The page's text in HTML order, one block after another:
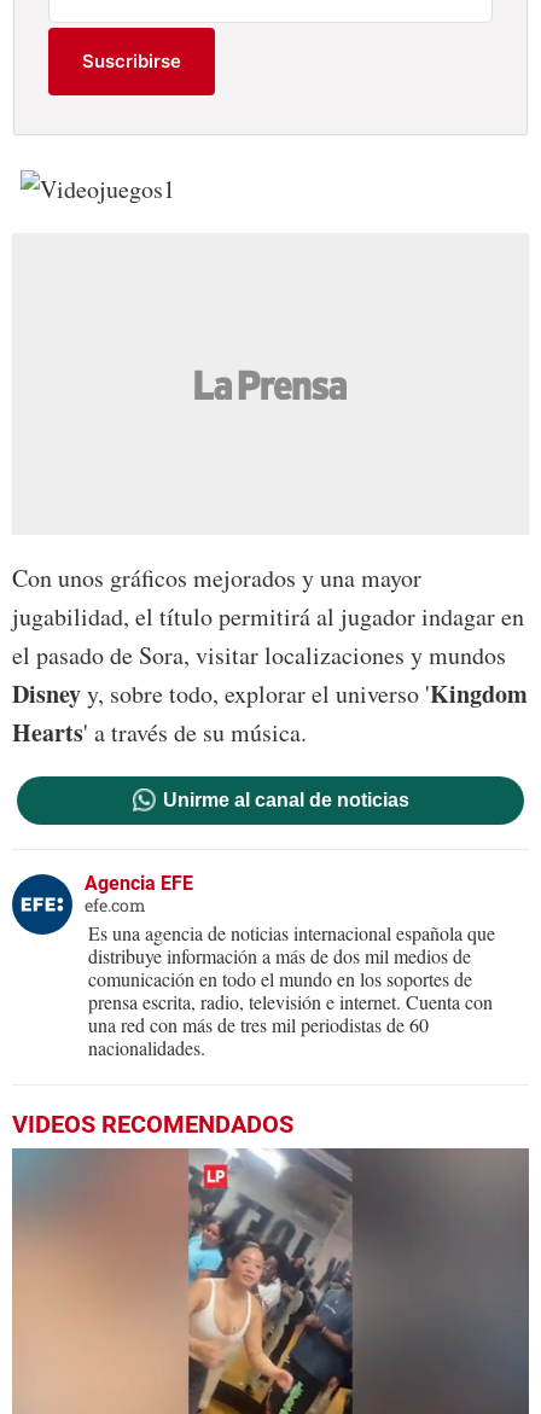
Suscribirse
Con unos gráficos mejorados y una mayor
jugabilidad, el título permitirá al jugador indagar en
el pasado de Sora, visitar localizaciones y mundos
Disneyy, sobre todo, explorar el universo 'Kingdom
Hearts' a través de su música.
Unirme al canal de noticias
Agencia EFE
efe.com
Es una agencia de noticias internacional española que
distribuye información a más de dos mil medios de
comunicación en todo el mundo en los soportes de
prensa escrita, radio, televisión e internet. Cuenta con
una red con más de tres mil periodistas de 60
nacionalidades.
VIDEOS RECOMENDADOS